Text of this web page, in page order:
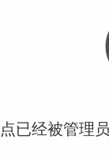
已经被管理